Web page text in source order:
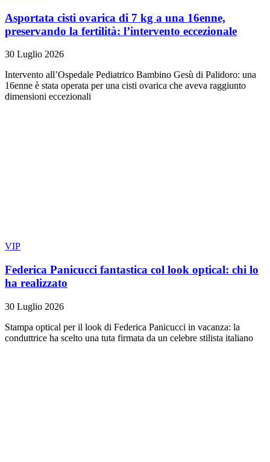
Asportata cisti ovarica di 7 kg a una 16enne,
preservando la fertilità: l’intervento eccezionale
30 Luglio 2026
Intervento all’Ospedale Pediatrico Bambino Gesù di Palidoro: una
16enne è stata operata per una cisti ovarica che aveva raggiunto
dimensioni eccezionali
VIP
Federica Panicucci fantastica col look optical: chi lo
ha realizzato
30 Luglio 2026
Stampa optical per il look di Federica Panicucci in vacanza: la
conduttrice ha scelto una tuta firmata da un celebre stilista italiano